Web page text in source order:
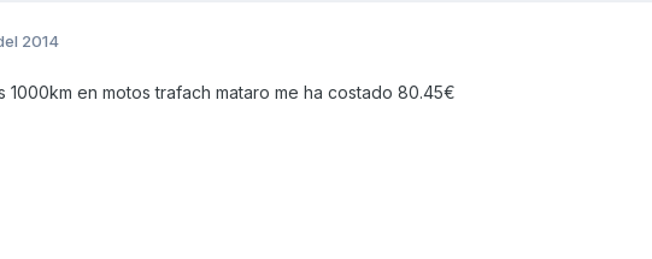
2014
1000km en motos trafach mataro me ha costado 80.45€